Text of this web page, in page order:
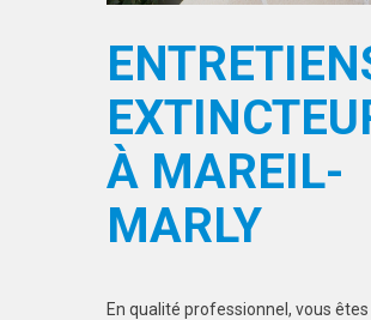
À MAREIL-
MARLY
En qualité professionnel, vous êtes